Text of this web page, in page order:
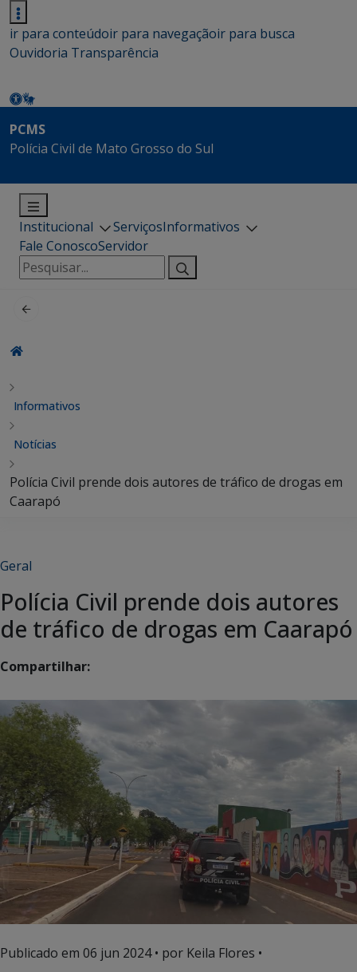
ir para conteúdoir para navegaçãoir para busca
Ouvidoria Transparência
PCMS
Polícia Civil de Mato Grosso do Sul
Institucional ServiçosInformativos
Fale ConoscoServidor
Pesquisar
por:
Informativos
Notícias
Polícia Civil prende dois autores de tráfico de drogas em
Caarapó
Geral
Polícia Civil prende dois autores
de tráfico de drogas em Caarapó
Compartilhar:
Publicado em 06 jun 2024• por Keila Flores •